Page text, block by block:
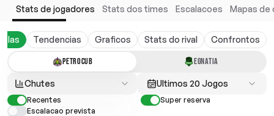
Stats de jogadores Stats dos times Escalacoes Mapas de
Tendencias Graficos Stats do rival Confrontos
PETROCUB EGNATIA
Chutes Ultimos 20 Jogos
Recentes
Super reserva
Escalacao prevista